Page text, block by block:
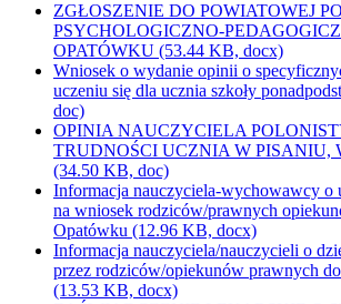
ZGŁOSZENIE DO POWIATOWEJ
PSYCHOLOGICZNO-
OPATÓWKU (53.44 KB, docx)
Wniosek o wydanie opinii o
uczeniu się dla ucznia szkoły
doc)
OPINIA NAUCZYCIELA
TRUDNOŚCI UCZNIA W PISANIU,
(34.50 KB, doc)
Informacja nauczyciela-wychowawcy o
na wniosek rodziców/prawnych
Opatówku (12.96 KB, docx)
Informacja nauczyciela/nauczycieli o
przez rodziców/opiekunów prawnych
(13.53 KB, docx)